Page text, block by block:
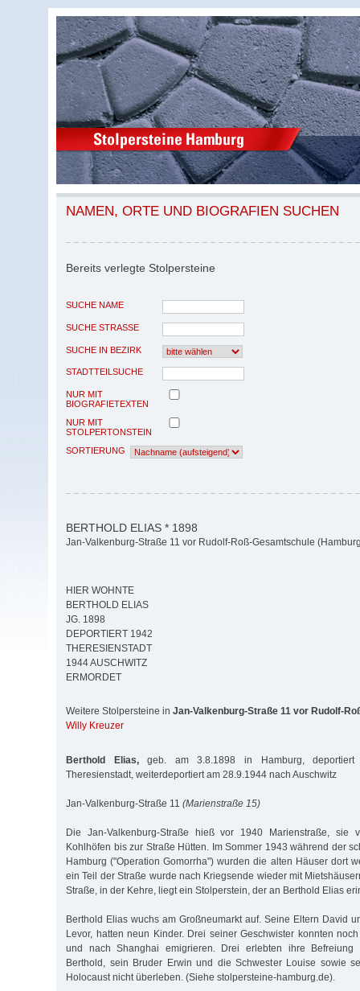
NAMEN, ORTE UND BIOGRAFIEN SUCHEN
Bereits verlegte Stolpersteine
SUCHE NAME
SUCHE STRASSE
SUCHE IN BEZIRK
STADTTEILSUCHE
NUR MIT
BIOGRAFIETEXTEN
NUR MIT
STOLPERTONSTEIN
SORTIERUNG
BERTHOLD ELIAS * 1898
Jan-Valkenburg-Straße 11 vor Rudolf-Roß-Gesamtschule
HIER WOHNTE
BERTHOLD ELIAS
JG. 1898
DEPORTIERT 1942
THERESIENSTADT
1944 AUSCHWITZ
ERMORDET
Weitere Stolpersteine in Jan-Valkenburg-Straße 11 vor Rudolf-
Willy Kreuzer
Berthold Elias,geb. am 3.8.1898 in Hamburg, deportiert
Theresienstadt, weiterdeportiert am 28.9.1944 nach Auschwitz
Jan-Valkenburg-Straße 11 (Marienstraße 15)
Die Jan-Valkenburg-Straße hieß vor 1940 Marienstraße, sie
Kohlhöfen bis zur Straße Hütten. Im Sommer 1943 während der
Hamburg ("Operation Gomorrha") wurden die alten Häuser dort
ein Teil der Straße wurde nach Kriegsende wieder mit
Straße, in der Kehre, liegt ein Stolperstein, der an Berthold Elias
Berthold Elias wuchs am Großneumarkt auf. Seine Eltern David
Levor, hatten neun Kinder. Drei seiner Geschwister konnten
und nach Shanghai emigrieren. Drei erlebten ihre Befreiung
Berthold, sein Bruder Erwin und die Schwester Louise sowie
Holocaust nicht überleben. (Siehe stolpersteine-hamburg.de).